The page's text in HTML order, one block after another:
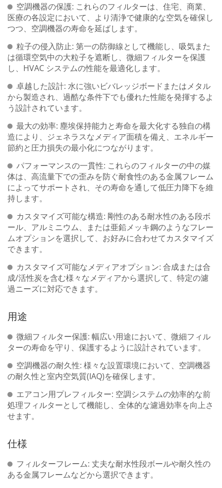
空調機器の保護: これらのフィルターは、住宅、商業、
医療の各設定において、より清浄で健康的な空気を確保し
つつ、空調機器の寿命を延ばします。
粒子の侵入防止: 第一の防御線として機能し、吸気また
は循環空気中の大粒子を遮断し、微細フィルターを保護
し、HVAC システムの性能を最適化します。
卓越した設計: 水に強いビバレッジボードまたはメタル
から製造され、過酷な条件下でも優れた性能を発揮するよ
う設計されています。
最大の効率: 塵埃保持能力と寿命を最大化する独自の構
造により、ジェネラスなメディア面積を備え、エネルギー
節約と圧力損失の最小化につながります。
パフォーマンスの一貫性: これらのフィルターの中の媒
体は、高流量下での歪みを防ぐ耐食性のある金属フレーム
によってサポートされ、その寿命を通して低圧力降下を維
持します。
カスタマイズ可能な構造: 剛性のある耐水性のある段ボ
ール、アルミニウム、または亜鉛メッキ鋼のようなフレー
ムオプションを選択して、お好みに合わせてカスタマイズ
できます。
カスタマイズ可能なメディアオプション: 合成または合
成/活性炭を含む様々なメディアから選択して、特定の濾
過ニーズに対応できます。
用途
微細フィルター保護: 幅広い用途において、微細フィル
ターの寿命を守り、保護するように設計されています。
空調機器の耐久性: 様々な設置環境において、空調機器
の耐久性と室内空気質(IAQ)を確保します。
エアコン用プレフィルター: 空調システムの効率的な前
処理フィルターとして機能し、全体的な濾過効率を向上さ
せます。
仕様
フィルターフレーム: 丈夫な耐水性段ボールや耐久性の
ある金属フレームなどから選択できます。